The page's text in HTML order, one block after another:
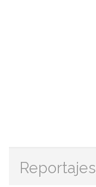
Reportajes